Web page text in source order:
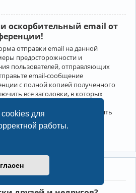
cookies для
работы.
оскорбительный email от
отправки email на данной
предосторожности и
пользователей, отправляющих
email-сообщение
с полной копией полученного
все заголовки, в которых
сможет в этом случае принять